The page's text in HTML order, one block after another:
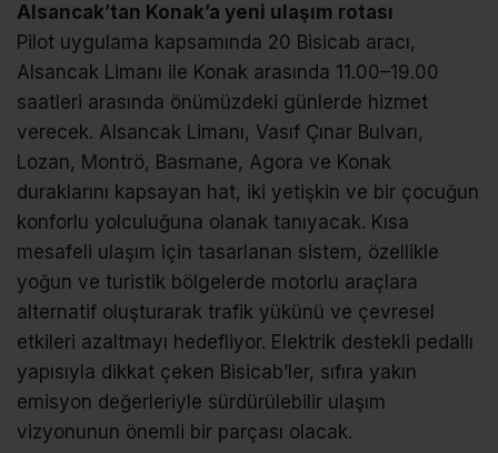
Alsancak’tan Konak’a yeni ulaşım rotası
Pilot uygulama kapsamında 20 Bisicab aracı,
Alsancak Limanı ile Konak arasında 11.00–19.00
saatleri arasında önümüzdeki günlerde hizmet
verecek. Alsancak Limanı, Vasıf Çınar Bulvarı,
Lozan, Montrö, Basmane, Agora ve Konak
duraklarını kapsayan hat, iki yetişkin ve bir çocuğun
konforlu yolculuğuna olanak tanıyacak. Kısa
mesafeli ulaşım için tasarlanan sistem, özellikle
yoğun ve turistik bölgelerde motorlu araçlara
alternatif oluşturarak trafik yükünü ve çevresel
etkileri azaltmayı hedefliyor. Elektrik destekli pedallı
yapısıyla dikkat çeken Bisicab’ler, sıfıra yakın
emisyon değerleriyle sürdürülebilir ulaşım
vizyonunun önemli bir parçası olacak.